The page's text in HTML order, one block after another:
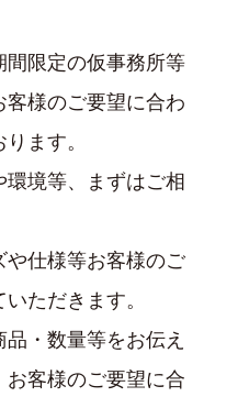
間限定の仮事務所等
様のご要望に合わ
ます。
境等、まずはご相
仕様等お客様のご
ただきます。
・数量等をお伝え
お客様のご要望に合